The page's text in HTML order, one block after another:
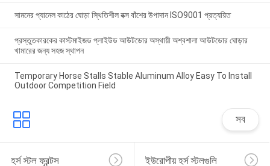
সামনের প্যানেল কাঠের ঘোড়া স্থিতিশীল বক্স বাঁশের উপাদান ISO9001 প্রত্যয়িত
প্রস্তুতকারকের কাস্টমাইজড প্লাইউড আউটডোর অস্থায়ী অশ্বশালা আউটডোর ঘোড়ার
খামারের জন্য সহজ স্থাপন
Temporary Horse Stalls Stable Aluminum Alloy Easy To Install
Outdoor Competition Field
সব
হর্স স্টল ফ্রন্টস ইউরোপীয় হর্স স্টলগুলি